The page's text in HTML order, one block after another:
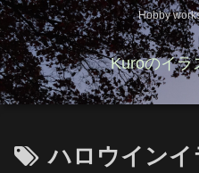
Hobby
Kuroのイラ
ハロウインイ